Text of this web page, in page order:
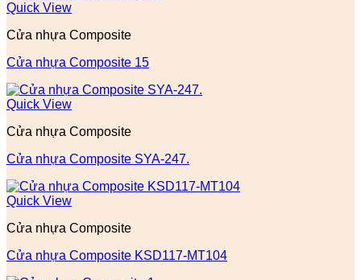
Quick View
Cửa nhựa Composite
Cửa nhựa Composite 15
Quick View
Cửa nhựa Composite
Cửa nhựa Composite SYA-247.
Quick View
Cửa nhựa Composite
Cửa nhựa Composite KSD117-MT104